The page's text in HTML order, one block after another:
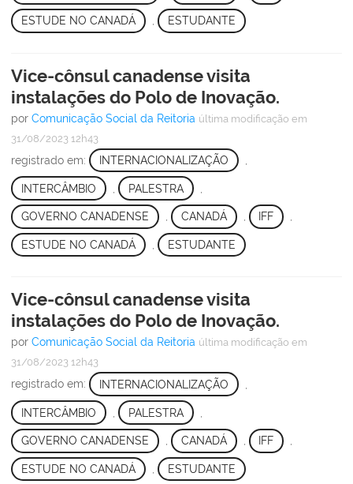
ESTUDE NO CANADÁ ESTUDANTE
Vice-cônsul canadense visita
instalações do Polo de Inovação.
por Comunicação Social da Reitoria última modificação em
31/08/2023 12h43
registrado em: INTERNACIONALIZAÇÃO
INTERCÂMBIO PALESTRA
GOVERNO CANADENSE , CANADÁ , IFF ,
ESTUDE NO CANADÁ ESTUDANTE
Vice-cônsul canadense visita
instalações do Polo de Inovação.
por Comunicação Social da Reitoria última modificação em
31/08/2023 12h43
registrado em: INTERNACIONALIZAÇÃO
INTERCÂMBIO PALESTRA
GOVERNO CANADENSE , CANADÁ , IFF ,
ESTUDE NO CANADÁ ESTUDANTE